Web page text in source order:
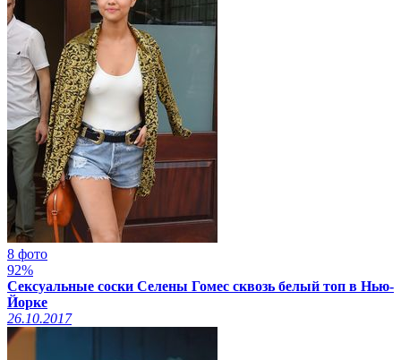
8 фото
92%
Сексуальные соски Селены Гомес сквозь белый топ в Нью-
Йорке
26.10.2017